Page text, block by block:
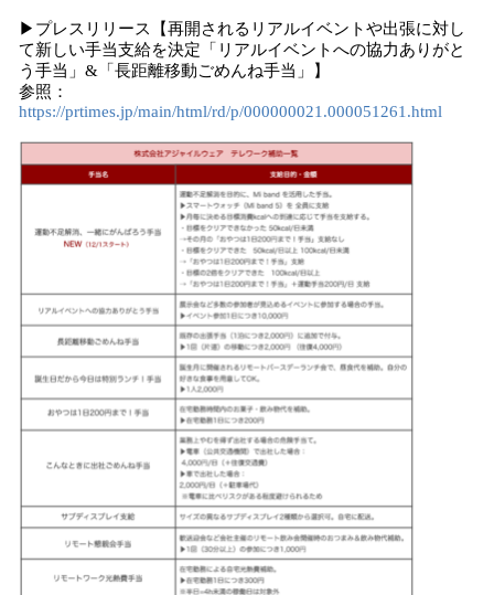
▶プレスリリース【再開されるリアルイベントや出張に対し
て新しい手当支給を決定「リアルイベントへの協力ありがと
う手当」&「長距離移動ごめんね手当」】
参照：
https://prtimes.jp/main/html/rd/p/000000021.000051261.html